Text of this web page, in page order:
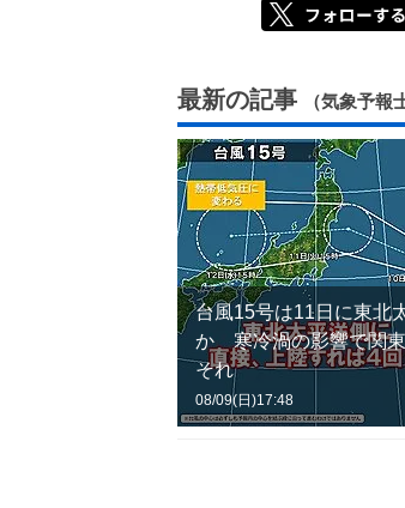
最新の記事 （気象予報
台風15号は11日に東北
か 寒冷渦の影響で関
それ
08/09(日)17:48